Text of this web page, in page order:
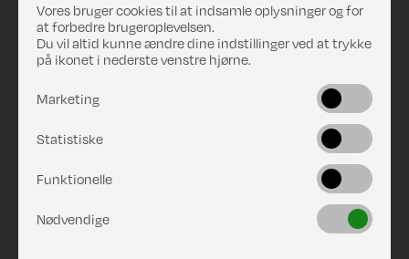
Vores bruger cookies til at indsamle oplysninger og for
at forbedre brugeroplevelsen.
Du vil altid kunne ændre dine indstillinger ved at trykke
på ikonet i nederste venstre hjørne.
Marketing
Statistiske
Funktionelle
Nødvendige